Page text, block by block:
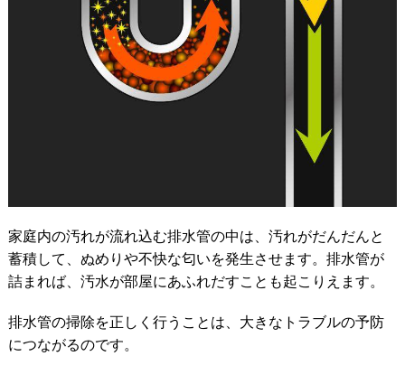
家庭内の汚れが流れ込む排水管の中は、汚れがだんだんと
蓄積して、ぬめりや不快な匂いを発生させます。排水管が
詰まれば、汚水が部屋にあふれだすことも起こりえます。
排水管の掃除を正しく行うことは、大きなトラブルの予防
につながるのです。